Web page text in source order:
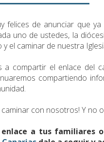
felices de anunciar que
uno de ustedes, la
y el caminar de nuestra
a compartir el enlace del
compartiendo
caminar con nosotros! Y no
enlace a tus familiares